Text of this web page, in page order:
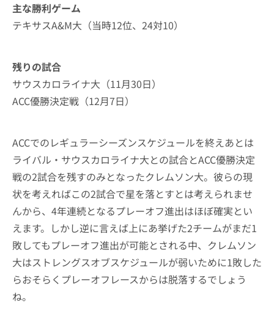
主な勝利ゲーム
テキサスA&M大（当時12位、24対10）
残りの試合
サウスカロライナ大（11月30日）
ACC優勝決定戦（12月7日）
ACCでのレギュラーシーズンスケジュールを終えあとは
ライバル・サウスカロライナ大との試合とACC優勝決定
戦の2試合を残すのみとなったクレムソン大。彼らの現
状を考えればこの2試合で星を落とすとは考えられませ
んから、4年連続となるプレーオフ進出はほぼ確実とい
えます。しかし逆に言えば上にあ挙げた2チームがまだ1
敗してもプレーオフ進出が可能とされる中、クレムソン
大はストレングスオブスケジュールが弱いために1敗した
らおそらくプレーオフレースからは脱落するでしょう
ね。